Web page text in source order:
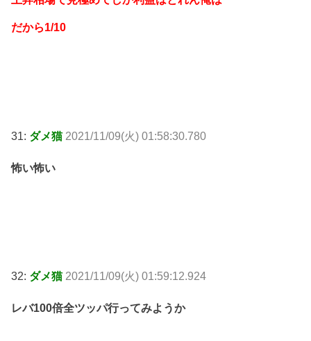
だから1/10
31: ダメ猫 2021/11/09(火) 01:58:30.780
怖い怖い
32: ダメ猫 2021/11/09(火) 01:59:12.924
レバ100倍全ツッパ行ってみようか